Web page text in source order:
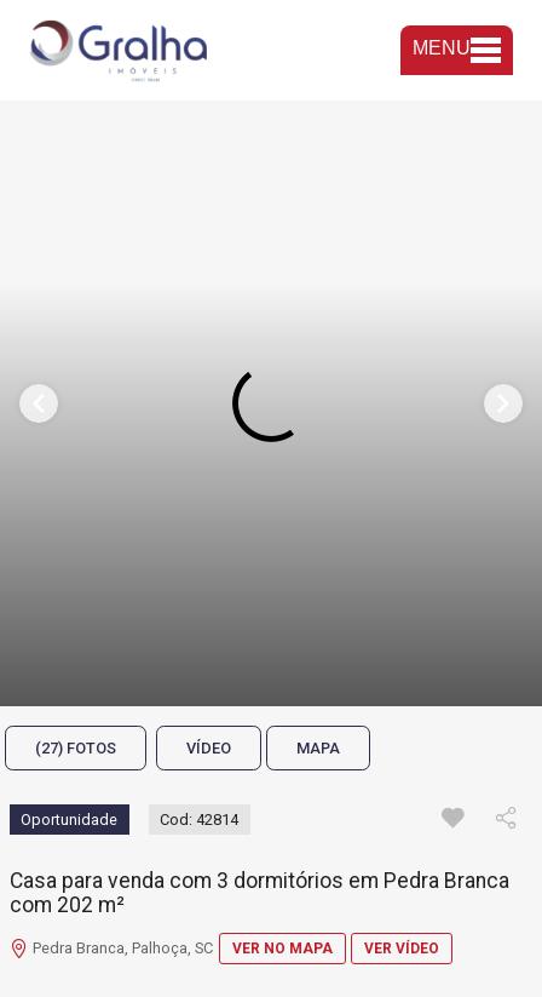
MENU
(27) FOTOS VÍDEO MAPA
Oportunidade Cod: 42814
Casa para venda com 3 dormitórios em Pedra Branca
com 202 m²
Pedra Branca, Palhoça, SC VER NO MAPA VER VÍDEO